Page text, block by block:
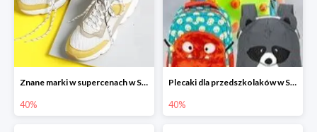
Znane marki w supercenach w Smyku - buty do -40%
40%
Plecaki dla przedszkolaków w Smyku do -40%
40%